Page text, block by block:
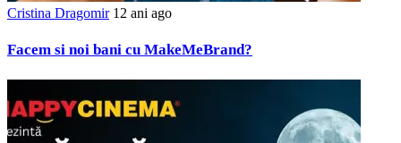
Cristina Dragomir 12 ani ago
Facem si noi bani cu MakeMeBrand?